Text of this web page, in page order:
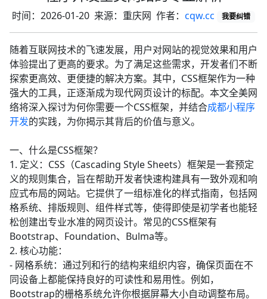
时间：2026-01-20 来源：重庆网 作者：cqw.cc 我要纠错
随着互联网技术的飞速发展，用户对网站的视觉效果和用户
体验提出了更高的要求。为了满足这些需求，开发者们不断
探索更高效、更便捷的解决方案。其中，CSS框架作为一种
强大的工具，正逐渐成为现代网页设计的标配。本文全美网
络将深入探讨为何你需要一个CSS框架，并结合成都小程序
开发的实践，为你揭示其背后的价值与意义。
一、什么是CSS框架？
1. 定义：CSS（Cascading Style Sheets）框架是一套预定
义的规则集合，旨在帮助开发者快速构建具有一致外观和响
应式布局的网站。它提供了一组标准化的样式指南，包括网
格系统、排版规则、组件样式等，使得即使是初学者也能轻
松创建出专业水准的网页设计。常见的CSS框架有
Bootstrap、Foundation、Bulma等。
2. 核心功能：
- 网格系统：通过列和行的结构来组织内容，确保页面在不
同设备上都能保持良好的可读性和易用性。例如，
Bootstrap的栅格系统允许你根据屏幕大小自动调整布局。